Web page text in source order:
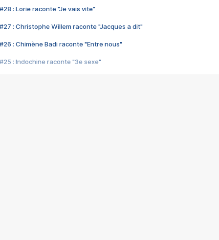
#28 : Lorie raconte "Je vais vite"
#27 : Christophe Willem raconte "Jacques a dit"
#26 : Chimène Badi raconte "Entre nous"
#25 : Indochine raconte "3e sexe"